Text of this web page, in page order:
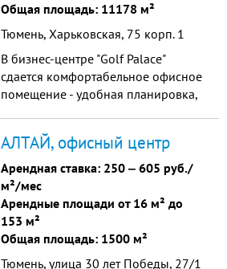
Общая площадь: 11178 м²
Тюмень, Харьковская, 75 корп. 1
В бизнес-центре "Golf Palace"
сдается комфортабельное офисное
помещение - удобная планировка,
аренды.
АЛТАЙ, офисный центр
Арендная ставка: 250 ‒ 605 руб./
м²/мес
Арендные площади от 16 м² до
153 м²
Общая площадь: 1500 м²
Тюмень, улица 30 лет Победы, 27/1